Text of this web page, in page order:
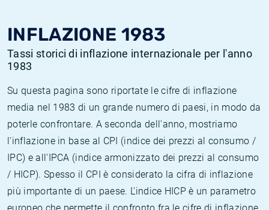
INFLAZIONE 1983
Tassi storici di inflazione internazionale per l'anno
1983
Su questa pagina sono riportate le cifre di inflazione
media nel 1983 di un grande numero di paesi, in modo da
poterle confrontare. A seconda dell'anno, mostriamo
l'inflazione in base al CPI (indice dei prezzi al consumo /
IPC) e all'IPCA (indice armonizzato dei prezzi al consumo
/ HICP). Spesso il CPI è considerato la cifra di inflazione
più importante di un paese. L'indice HICP è un parametro